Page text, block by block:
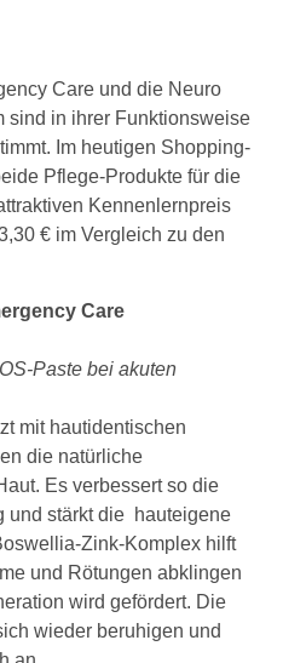
Care und die Neuro
sind in ihrer Funktionsweise
Im heutigen Shopping-
Pflege-Produkte für die
Kennenlernpreis
€ im Vergleich zu den
Care
Paste bei akuten
mit hautidentischen
die natürliche
Es verbessert so die
und stärkt die hauteigene
Zink-Komplex hilft
und Rötungen abklingen
wird gefördert. Die
wieder beruhigen und